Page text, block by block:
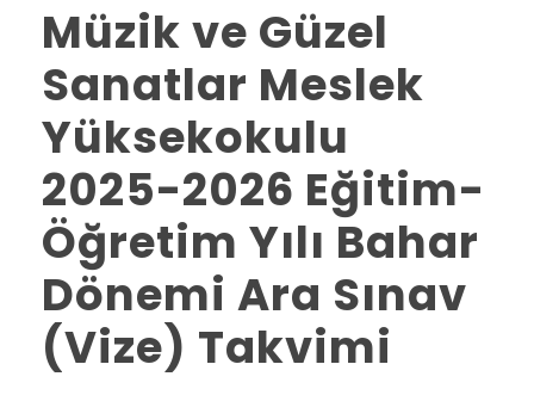
Müzik ve Güzel
Sanatlar Meslek
Yüksekokulu
2025-2026 Eğitim-
Öğretim Yılı Bahar
Dönemi Ara Sınav
(Vize) Takvimi